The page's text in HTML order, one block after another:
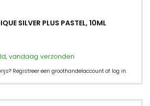
SILVER PLUS PASTEL, 10ML
vandaag verzonden
Registreer een groothandelaccount of log in.